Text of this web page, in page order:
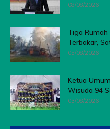
08/08/2026
Tiga
Terbakar,
05/08/2026
Ketua
Wisuda 94
03/08/2026